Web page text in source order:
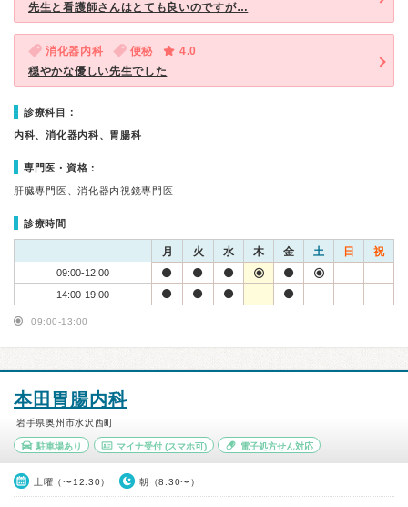
先生と看護師さんはとても良いのですが…
消化器内科 便秘
4.0
穏やかな優しい先生でした
診療科目：
内科、消化器内科、胃腸科
専門医・資格：
肝臓専門医、消化器内視鏡専門医
診療時間
月 火 水 木 金 土 日 祝
09:00-12:00
14:00-19:00
09:00-13:00
本田胃腸内科
岩手県奥州市水沢西町
駐車場あり マイナ受付(スマホ可) 電子処方せん対応
土曜（〜12:30） 朝（8:30〜）